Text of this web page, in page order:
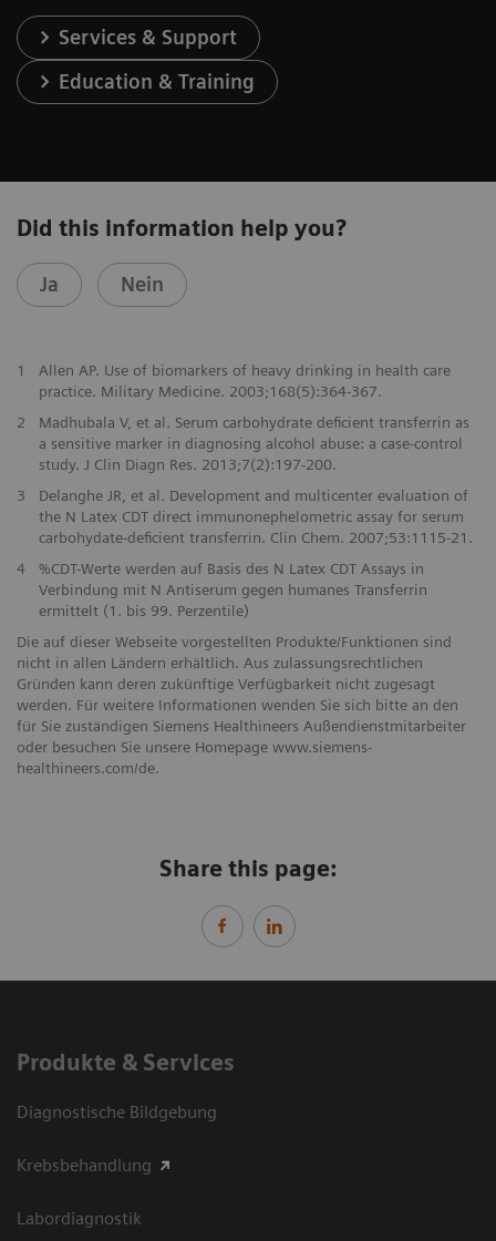
Services & Support
Education & Training
Did this information help you?
Ja Nein
1
Allen AP. Use of biomarkers of heavy drinking in health care
practice. Military Medicine. 2003;168(5):364-367.
2
Madhubala V, et al. Serum carbohydrate deficient transferrin as
a sensitive marker in diagnosing alcohol abuse: a case-control
study. J Clin Diagn Res. 2013;7(2):197-200.
3
Delanghe JR, et al. Development and multicenter evaluation of
the N Latex CDT direct immunonephelometric assay for serum
carbohydate-deficient transferrin. Clin Chem. 2007;53:1115-21.
4
%CDT-Werte werden auf Basis des N Latex CDT Assays in
Verbindung mit N Antiserum gegen humanes Transferrin
ermittelt (1. bis 99. Perzentile)
Die auf dieser Webseite vorgestellten Produkte/Funktionen sind
nicht in allen Ländern erhältlich. Aus zulassungsrechtlichen
Gründen kann deren zukünftige Verfügbarkeit nicht zugesagt
werden. Für weitere Informationen wenden Sie sich bitte an den
für Sie zuständigen Siemens Healthineers Außendienstmitarbeiter
oder besuchen Sie unsere Homepage www.siemens-
healthineers.com/de.
Share this page:
Produkte & Services
Diagnostische Bildgebung
Krebsbehandlung
Labordiagnostik